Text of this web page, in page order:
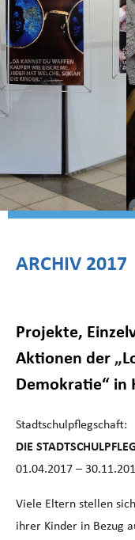
ARCHIV 2017
Projekte,
Aktionen der „
Demokratie“ in
Stadtschulpflegschaft:
DIE
01.04.2017 –
Viele Eltern stellen
ihrer Kinder in Bezug